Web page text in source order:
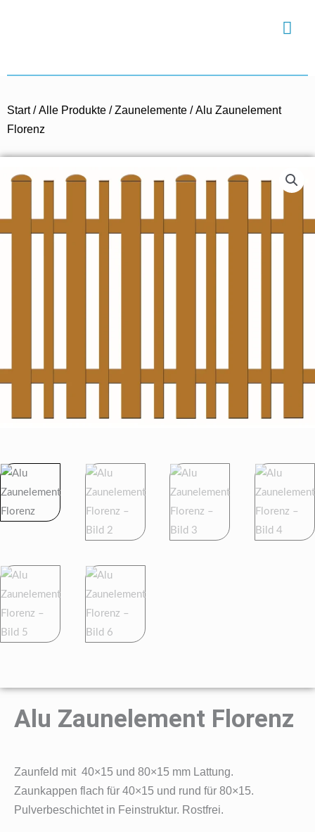
Start/Alle Produkte /Zaunelemente / Alu Zaunelement
Florenz
Alu Zaunelement Florenz
Zaunfeld mit 40×15 und 80×15 mm Lattung.
Zaunkappen flach für 40×15 und rund für 80×15.
Pulverbeschichtet in Feinstruktur. Rostfrei.